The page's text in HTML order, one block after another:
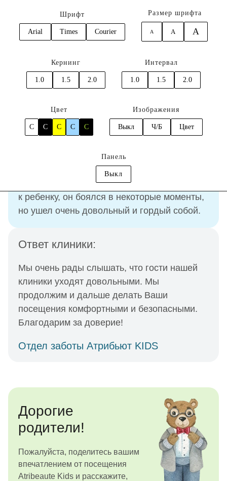
Шрифт
Arial Times Courier
Размер шрифта
A A A
Кернинг
1.0 1.5 2.0
Интервал
1.0 1.5 2.0
Цвет
C C C C C
Изображения
Выкл Ч/Б Цвет
Панель
Выкл
Главная Отзывы Захаренко Дмитрий
ОтзывЗахаренко Дмитрий
Понравилось, что все смогли найти подход
к ребенку, он боялся в некоторые моменты,
но ушел очень довольный и гордый собой.
Ответ клиники:
Мы очень рады слышать, что гости нашей
клиники уходят довольными. Мы
продолжим и дальше делать Ваши
посещения комфортными и безопасными.
Благодарим за доверие!
Отдел заботы Атрибьют KIDS
Дорогие
родители!
Пожалуйста, поделитесь вашим
впечатлением от посещения
Atribeaute Kids и расскажите,